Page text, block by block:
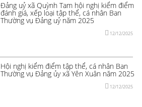
Đảng uỷ xã Quỳnh Tam hội nghị kiểm điểm
đánh giá, xếp loại tập thể, cá nhân Ban
Thường vụ Đảng uỷ năm 2025
12/12/2025
Hội nghị kiểm điểm tập thể, cá nhân Ban
Thường vụ Đảng ủy xã Yên Xuân năm 2025
12/12/2025